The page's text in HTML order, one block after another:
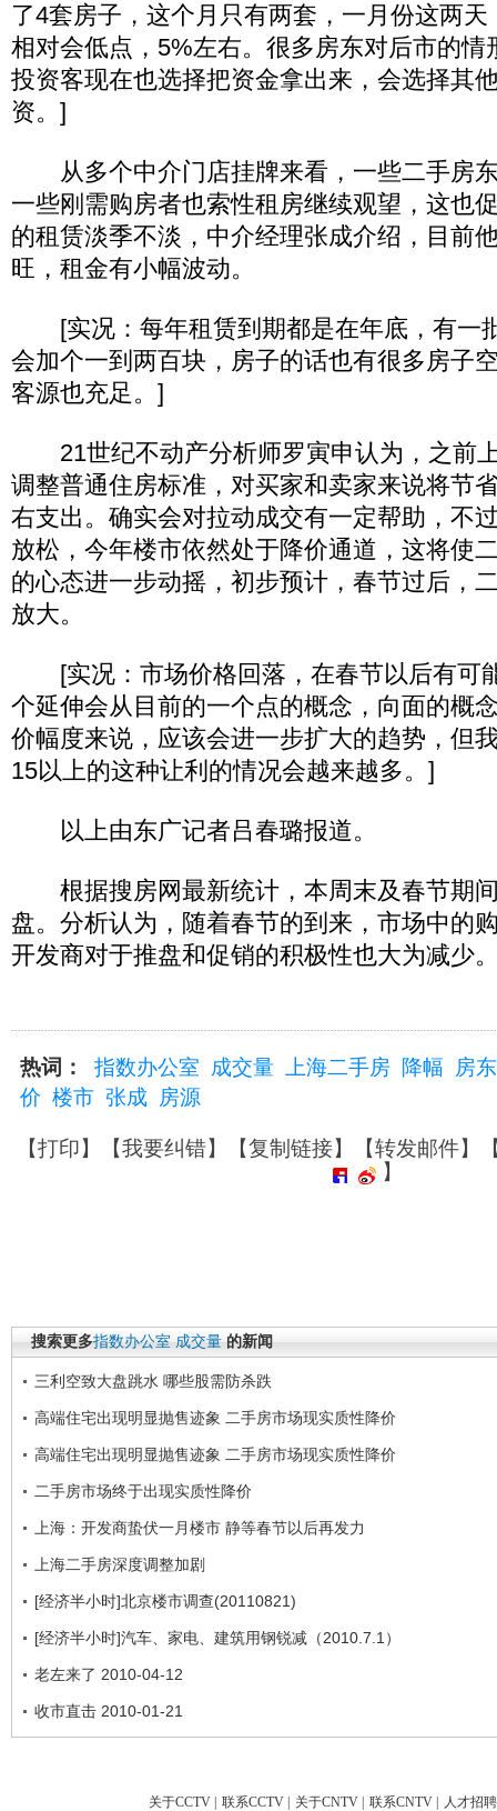
了4套房子，这个月只有两套，一月份这两
相对会低点，5%左右。很多房东对后市的情
投资客现在也选择把资金拿出来，会选择其
资。]
从多个中介门店挂牌来看，一些二手房
一些刚需购房者也索性租房继续观望，这也
的租赁淡季不淡，中介经理张成介绍，目前
旺，租金有小幅波动。
[实况：每年租赁到期都是在年底，有一
会加个一到两百块，房子的话也有很多房子
客源也充足。]
21世纪不动产分析师罗寅申认为，之前
调整普通住房标准，对买家和卖家来说将节
右支出。确实会对拉动成交有一定帮助，不
放松，今年楼市依然处于降价通道，这将使
的心态进一步动摇，初步预计，春节过后，
放大。
[实况：市场价格回落，在春节以后有可
个延伸会从目前的一个点的概念，向面的概
价幅度来说，应该会进一步扩大的趋势，但
15以上的这种让利的情况会越来越多。]
以上由东广记者吕春璐报道。
根据搜房网最新统计，本周末及春节期
盘。分析认为，随着春节的到来，市场中的
开发商对于推盘和促销的积极性也大为减少
热词： 指数办公室 成交量 上海二手房 降幅
房东
价 楼市 张成 房源
【打印】【我要纠错】【复制链接】【转发邮件】
】
搜索更多指数办公室 成交量 的新闻
三利空致大盘跳水 哪些股需防杀跌
高端住宅出现明显抛售迹象 二手房市场现实质性降价
高端住宅出现明显抛售迹象 二手房市场现实质性降价
二手房市场终于出现实质性降价
上海：开发商蛰伏一月楼市 静等春节以后再发力
上海二手房深度调整加剧
[经济半小时]北京楼市调查(20110821)
[经济半小时]汽车、家电、建筑用钢锐减（2010.7.1）
老左来了 2010-04-12
收市直击 2010-01-21
关于CCTV | 联系CCTV | 关于CNTV | 联系CNTV | 人才招聘